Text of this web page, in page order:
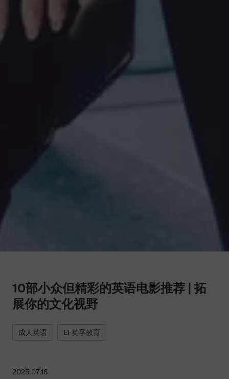
10部小众但精彩的英语电影推荐 | 拓
展你的文化视野
成人英语 EF英孚教育
2025.07.18